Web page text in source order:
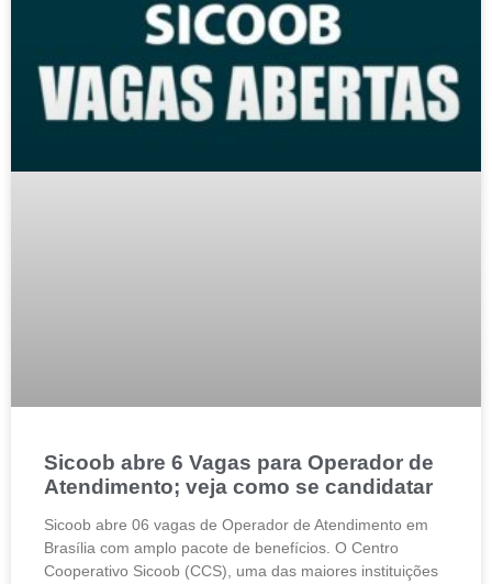
Sicoob abre 6 Vagas para Operador de
Atendimento; veja como se candidatar
Sicoob abre 06 vagas de Operador de Atendimento em
Brasília com amplo pacote de benefícios. O Centro
Cooperativo Sicoob (CCS), uma das maiores instituições